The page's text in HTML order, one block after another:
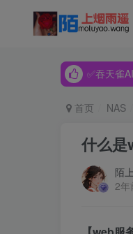
✅吞天雀
✅吞天雀
首页 NAS
什么是
陌
2年